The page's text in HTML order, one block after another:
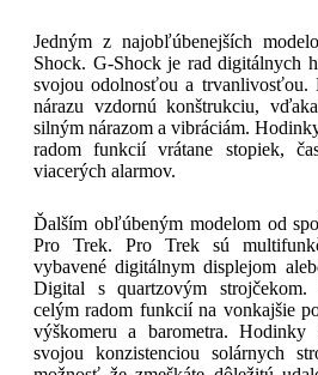
Jedným z najobľúbenejších
Shock. G-Shock je rad digitálnych
svojou odolnosťou a trvanlivosťou.
nárazu vzdornú konštrukciu,
silným nárazom a vibráciám.
radom funkcií vrátane stopiek,
viacerých alarmov.
Ďalším obľúbeným modelom od
Pro Trek. Pro Trek sú
vybavené digitálnym displejom
Digital s quartzovým
celým radom funkcií na vonkajšie
výškomeru a barometra.
svojou konzistenciou solárnych